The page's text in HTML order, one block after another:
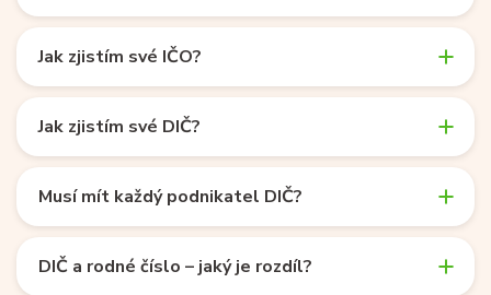
Jak zjistím své IČO?
Jak zjistím své DIČ?
Musí mít každý podnikatel DIČ?
DIČ a rodné číslo – jaký je rozdíl?